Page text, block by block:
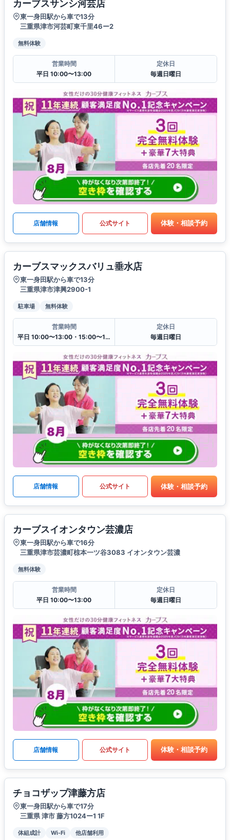
カーブスサンシ河芸店
東一身田駅から車で13分
三重県津市河芸町東千里46ー2
無料体験
営業時間
平日 10:00〜13:00
定休日
毎週日曜日
店舗情報 公式サイト 体験・相談予約
カーブスマックスバリュ垂水店
東一身田駅から車で13分
三重県津市津興2900-1
駐車場 無料体験
営業時間
平日 10:00〜13:00・15:00〜19:00
定休日
毎週日曜日
店舗情報 公式サイト 体験・相談予約
カーブスイオンタウン芸濃店
東一身田駅から車で16分
三重県津市芸濃町椋本一ツ谷3083 イオンタウン芸濃
無料体験
営業時間
平日 10:00〜13:00
定休日
毎週日曜日
店舗情報 公式サイト 体験・相談予約
チョコザップ津藤方店
東一身田駅から車で17分
三重県 津市 藤方1024ー1 1F
体組成計 Wi-Fi 他店舗利用